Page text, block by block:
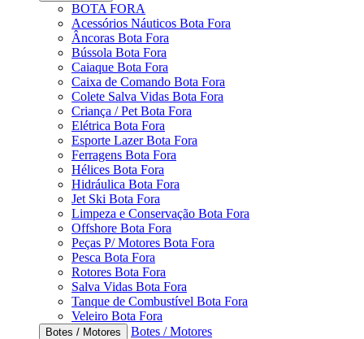
BOTA FORA
Acessórios Náuticos Bota Fora
Âncoras Bota Fora
Bússola Bota Fora
Caiaque Bota Fora
Caixa de Comando Bota Fora
Colete Salva Vidas Bota Fora
Criança / Pet Bota Fora
Elétrica Bota Fora
Esporte Lazer Bota Fora
Ferragens Bota Fora
Hélices Bota Fora
Hidráulica Bota Fora
Jet Ski Bota Fora
Limpeza e Conservação Bota Fora
Offshore Bota Fora
Peças P/ Motores Bota Fora
Pesca Bota Fora
Rotores Bota Fora
Salva Vidas Bota Fora
Tanque de Combustível Bota Fora
Veleiro Bota Fora
Botes / Motores
Botes / Motores